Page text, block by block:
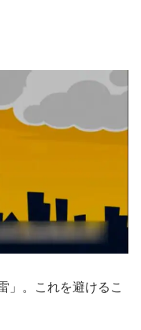
」。これを避けるこ